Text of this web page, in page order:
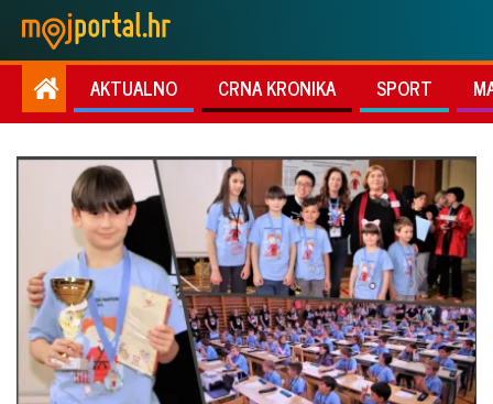
AKTUALNO CRNA KRONIKA SPORT